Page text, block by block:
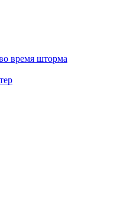
время шторма